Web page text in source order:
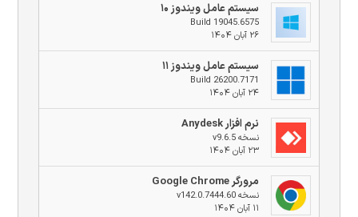
سیستم عامل ویندوز ۱۰
Build 19045.6575
۲۶ آبان ۱۴۰۴
سیستم عامل ویندوز ۱۱
Build 26200.7171
۲۴ آبان ۱۴۰۴
نرم افزار Anydesk
نسخه v9.6.5
۲۳ آبان ۱۴۰۴
مرورگر Google Chrome
نسخه v142.0.7444.60
۱۱ آبان ۱۴۰۴